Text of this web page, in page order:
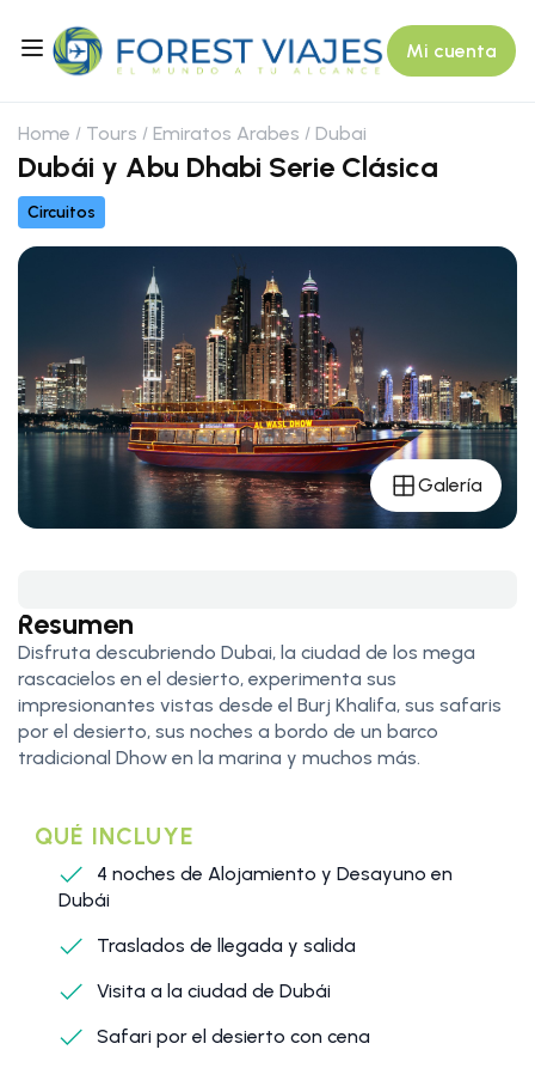
Mi cuenta
Home Tours Emiratos Arabes Dubai
Dubái y Abu Dhabi Serie Clásica
Circuitos
Galería
Resumen
Disfruta descubriendo Dubai, la ciudad de los mega
rascacielos en el desierto, experimenta sus
impresionantes vistas desde el Burj Khalifa, sus safaris
por el desierto, sus noches a bordo de un barco
tradicional Dhow en la marina y muchos más.
QUÉ INCLUYE
4 noches de Alojamiento y Desayuno en
Dubái
Traslados de llegada y salida
Visita a la ciudad de Dubái
Safari por el desierto con cena